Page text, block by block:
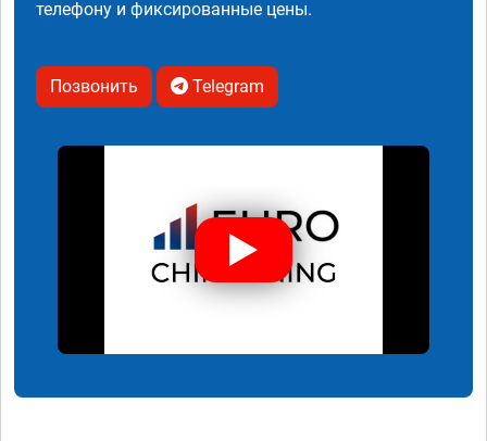
телефону и фиксированные цены.
Позвонить Telegram